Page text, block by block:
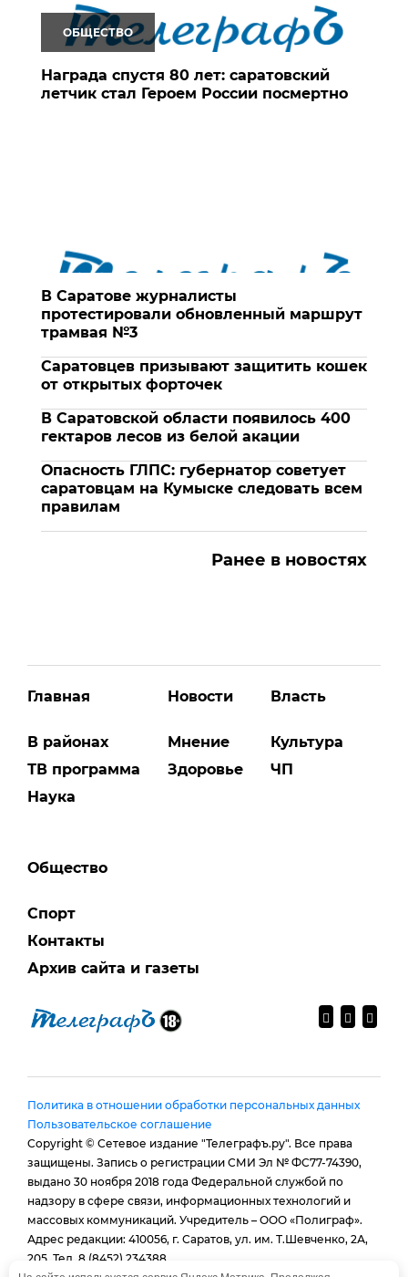
ОБЩЕСТВО
Награда спустя 80 лет: саратовский
летчик стал Героем России посмертно
В Саратове журналисты
протестировали обновленный маршрут
трамвая №3
Саратовцев призывают защитить кошек
от открытых форточек
В Саратовской области появилось 400
гектаров лесов из белой акации
Опасность ГЛПС: губернатор советует
саратовцам на Кумыске следовать всем
правилам
Ранее в новостях
Главная
В районах
ТВ программа
Наука
Новости
Мнение
Здоровье
Власть
Культура
ЧП
Общество
Спорт
Контакты
Архив сайта и газеты
Политика в отношении обработки персональных данных
Пользовательское соглашение
Copyright © Сетевое издание "Телеграфъ.ру". Все права
защищены. Запись о регистрации СМИ Эл № ФС77-74390,
выдано 30 ноября 2018 года Федеральной службой по
надзору в сфере связи, информационных технологий и
массовых коммуникаций. Учредитель – ООО «Полиграф».
Адрес редакции: 410056, г. Саратов, ул. им. Т.Шевченко, 2А,
205. Тел. 8 (8452) 234388.